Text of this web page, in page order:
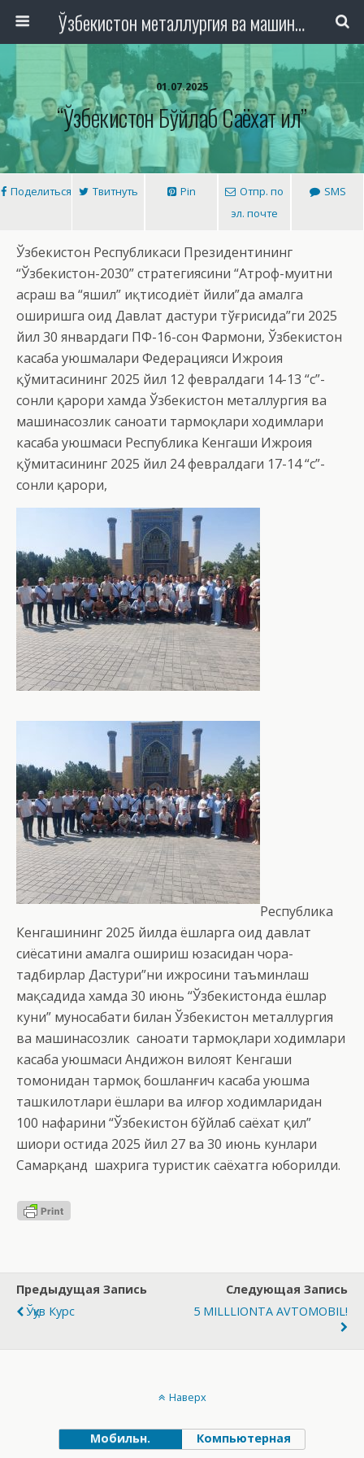
Ўзбекистон металлургия ва машинасозлик саноати тармоқлари ходимлари касаба уюшмаси Республика Кенгаши
01.07.2025
“Ўзбекистон Бўйлаб Саёхат Қил”
Поделиться Твитнуть Pin
Отпр. по
эл. почте
SMS
Ўзбекистон Республикаси Президентининг
“Ўзбекистон-2030” стратегиясини “Атроф-муҳитни
асраш ва “яшил” иқтисодиёт йили”да амалга
оширишга оид Давлат дастури тўғрисида”ги 2025
йил 30 январдаги ПФ-16-сон Фармони, Ўзбекистон
касаба уюшмалари Федерацияси Ижроия
қўмитасининг 2025 йил 12 февралдаги 14-13 “с”-
сонли қарори хамда Ўзбекистон металлургия ва
машинасозлик саноати тармоқлари ходимлари
касаба уюшмаси Республика Кенгаши Ижроия
қўмитасининг 2025 йил 24 февралдаги 17-14 “с”-
сонли қарори,
Республика
Кенгашининг 2025 йилда ёшларга оид давлат
сиёсатини амалга ошириш юзасидан чора-
тадбирлар Дастури”ни ижросини таъминлаш
мақсадида хамда 30 июнь “Ўзбекистонда ёшлар
куни” муносабати билан Ўзбекистон металлургия
ва машинасозлик саноати тармоқлари ходимлари
касаба уюшмаси Андижон вилоят Кенгаши
томонидан тармоқ бошланғич касаба уюшма
ташкилотлари ёшлари ва илғор ходимларидан
100 нафарини “Ўзбекистон бўйлаб саёхат қил”
шиори остида 2025 йил 27 ва 30 июнь кунлари
Самарқанд шахрига туристик саёхатга юборилди.
Предыдущая Запись
Ўқув Курс
Следующая Запись
5 MILLLIONTA AVTOMOBIL!
Наверх
Мобильн. Компьютерная